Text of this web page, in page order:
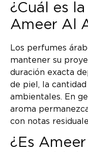
¿Cuál es
Ameer Al
Los perfumes
mantener su
duración exacta
de piel, la
ambientales. En
aroma
con notas
¿Es